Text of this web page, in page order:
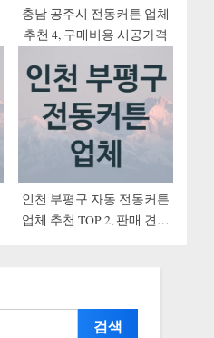
충남 공주시 전동커튼 업체
추천 4, 구매비용 시공가격
인천 부평구 자동 전동커튼
업체 추천 TOP 2, 판매 견적
검색